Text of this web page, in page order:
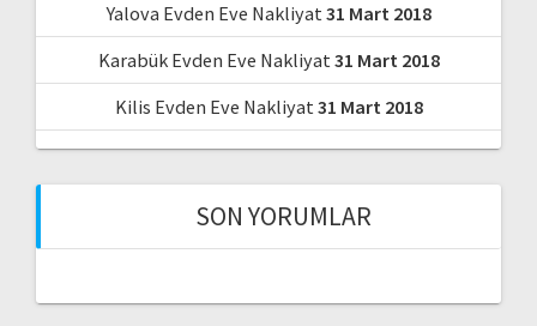
Yalova Evden Eve Nakliyat31 Mart 2018
Karabük Evden Eve Nakliyat31 Mart 2018
Kilis Evden Eve Nakliyat31 Mart 2018
SON YORUMLAR